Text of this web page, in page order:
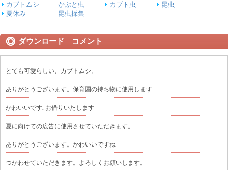
カブトムシ かぶと虫 カブト虫
昆虫
夏休み
昆虫採集
ダウンロード コメント
とても可愛らしい、カブトムシ。
ありがとうございます。保育園の持ち物に使用します
かわいいです｡お借りいたします
夏に向けての広告に使用させていただきます。
ありがとうございます。かわいいですね
つかわせていただきます。よろしくお願いします。